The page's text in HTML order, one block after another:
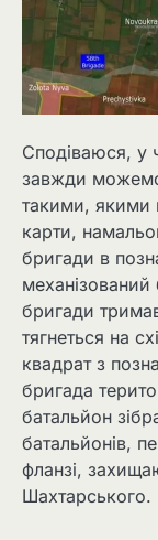
Сподіваюся, у
завжди можемо
такими, якими
карти,
бригади в
механізований
бригади
тягнеться на
квадрат з
бригада
батальйон
батальйонів,
фланзі,
Шахтарського.